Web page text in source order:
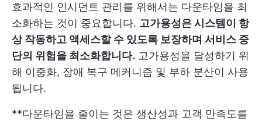
효과적인 인시던트 관리를 위해서는 다운타임을 최
소화하는 것이 중요합니다. 고가용성은 시스템이 항
상 작동하고 액세스할 수 있도록 보장하며 서비스 중
단의 위험을 최소화합니다. 고가용성을 달성하기 위
해 이중화, 장애 복구 메커니즘 및 부하 분산이 사용
됩니다.
**다운타임을 줄이는 것은 생산성과 고객 만족도를